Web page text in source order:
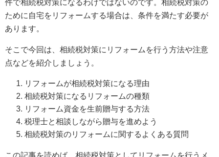
件で相続税対策になるわけではないのです。相続税対策の
ために自宅をリフォームする場合は、条件を満たす必要が
あります。
そこで今回は、相続税対策にリフォームを行う方法や注意
点などを紹介しましょう。
リフォームが相続税対策になる理由
相続税対策になるリフォームの種類
リフォーム資金を生前贈与する方法
税理士と相談しながら贈与を進めよう
相続税対策のリフォームに関するよくある質問
この記事を読めば、相続税対策としてリフォームを行うメ